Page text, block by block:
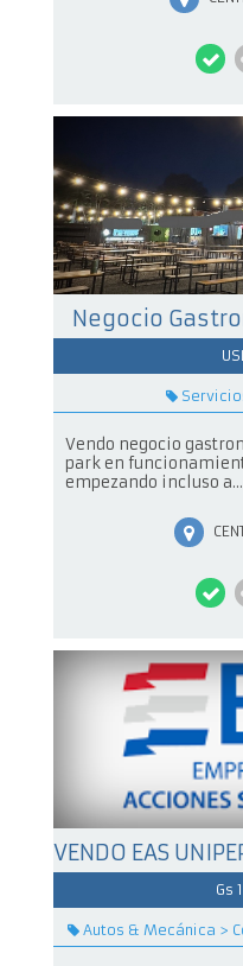
Negocio
Vendo negocio
park en
empezando incluso a...
Gs
Autos & Mecánica >